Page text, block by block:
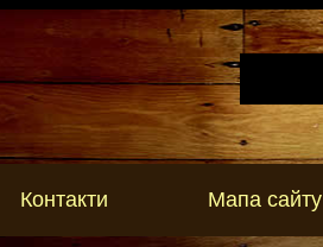
Контакти Мапа сайту